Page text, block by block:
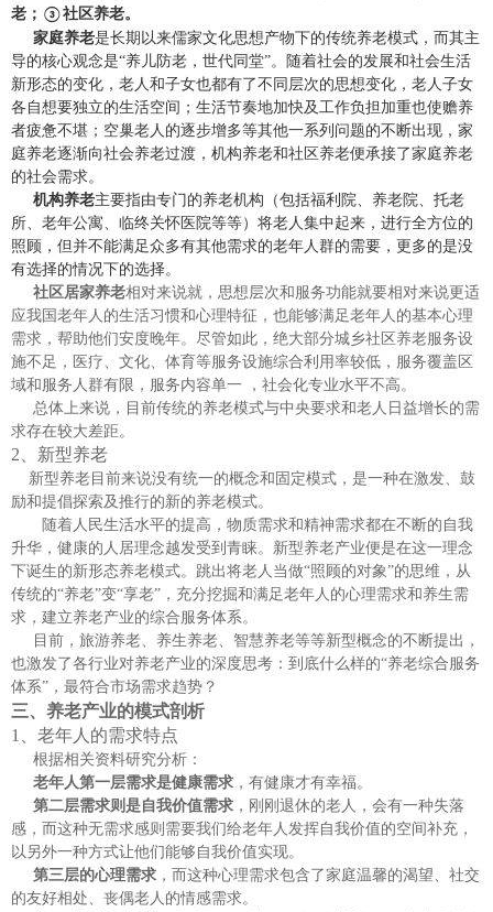
老； ③社区养老。
家庭养老是长期以来儒家文化思想产物下的传统养老模式，而其主
导的核心观念是“养儿防老，世代同堂”。随着社会的发展和社会生活
新形态的变化，老人和子女也都有了不同层次的思想变化，老人子女
各自想要独立的生活空间；生活节奏地加快及工作负担加重也使赡养
者疲惫不堪；空巢老人的逐步增多等其他一系列问题的不断出现，家
庭养老逐渐向社会养老过渡，机构养老和社区养老便承接了家庭养老
的社会需求。
机构养老主要指由专门的养老机构（包括福利院、养老院、托老
所、老年公寓、临终关怀医院等等）将老人集中起来，进行全方位的
照顾，但并不能满足众多有其他需求的老年人群的需要，更多的是没
有选择的情况下的选择。
社区居家养老相对来说就，思想层次和服务功能就要相对来说更适
应我国老年人的生活习惯和心理特征，也能够满足老年人的基本心理
需求，帮助他们安度晚年。尽管如此， 绝大部分城乡社区养老服务设
施不足，医疗、文化、体育等服务设施综合利用率较低，服务覆盖区
域和服务人群有限，服务内容单一
，社会化专业水平不高。
总体上来说，目前传统的养老模式与中央要求和老人日益增长的需
求存在较大差距。
2、 新型养老
新型养老目前来说没有统一的概念和固定模式，是一种在激发、鼓
励和提倡探索及推行的新的养老模式。
随着人民生活水平的提高，物质需求和精神需求都在不断的自我
升华，健康的人居理念越发受到青睐。新型养老产业便是在这一理念
下诞生的新形态养老模式。跳出将老人当做“照顾的对象”的思维，从
传统的“养老”变“享老”，充分挖掘和满足老年人的心理需求和养生需
求，建立养老产业的综合服务体系。
目前，旅游养老、养生养老、智慧养老等等新型概念的不断提出，
也激发了各行业对养老产业的深度思考：到底什么样的“养老综合服务
体系”，最符合市场需求趋势？
三、 养老产业的模式剖析
1、 老年人的需求特点
根据相关资料研究分析：
老年人第一层需求是健康需求 ，有健康才有幸福。
第二层需求则是自我价值需求 ，刚刚退休的老人，会有一种失落
感，而这种无需求感则需要我们给老年人发挥自我价值的空间补充，
以另外一种方式让他们能够自我价值实现。
第三层的心理需求 ，而这种心理需求包含了家庭温馨的渴望、社交
的友好相处、丧偶老人的情感需求。